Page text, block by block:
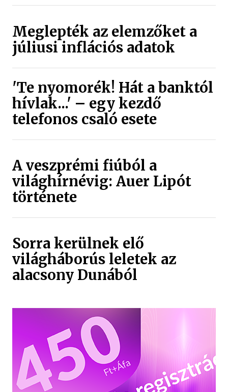
Meglepték az elemzőket a
júliusi inflációs adatok
'Te nyomorék! Hát a banktól
hívlak...' – egy kezdő
telefonos csaló esete
A veszprémi fiúból a
világhírnévig: Auer Lipót
története
Sorra kerülnek elő
világháborús leletek az
alacsony Dunából